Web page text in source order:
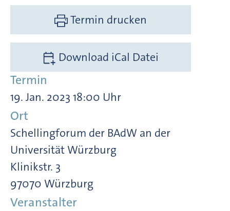
Termin drucken
Download iCal Datei
Termin
19. Jan. 2023 18:00 Uhr
Ort
Schellingforum der BAdW an der
Universität Würzburg
Klinikstr. 3
97070 Würzburg
Veranstalter